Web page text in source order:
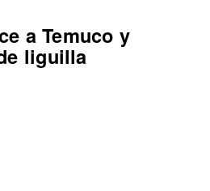
a Temuco y
liguilla